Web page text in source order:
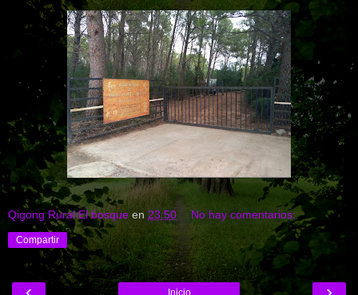
Qigong Rural El bosque en 23:50 No hay comentarios:
Compartir
Inicio